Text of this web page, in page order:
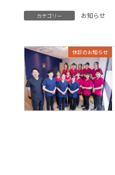
カテゴリー お知らせ
休診のお知らせ